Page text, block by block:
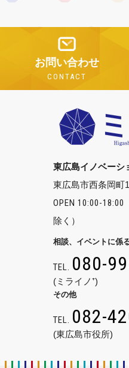
お問い合わせ
CONTACT
東広島イノベー
東広島市西条岡町
OPEN 10:00-18:00
除く）
相談、イベントに係
TEL. 080-
(ミライノ⁺)
その他
TEL. 082-
(東広島市役所)